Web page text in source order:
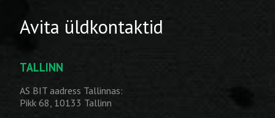
Avita üldkontaktid
TALLINN
AS BIT aadress Tallinnas:
Pikk 68, 10133 Tallinn